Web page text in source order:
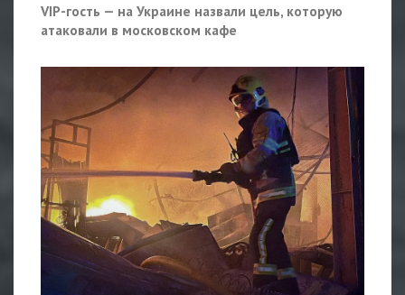
VIP-гость — на Украине назвали цель, которую
атаковали в московском кафе